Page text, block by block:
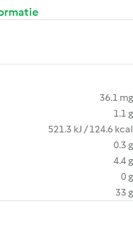
36.1 mg
1.1 g
521.3 kJ / 124.6 kcal
0.3 g
4.4 g
0 g
33 g